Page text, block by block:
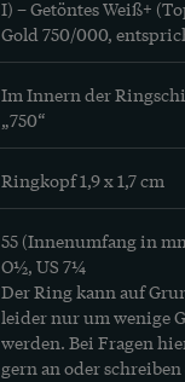
I) – Getöntes Weiß+
Gold 750/000,
Im Innern der
„750“
Ringkopf 1,9 x 1,7 cm
55 (Innenumfang in
O½, US 7¼
Der Ring kann auf
leider nur um wenige
werden. Bei Fragen
gern an oder